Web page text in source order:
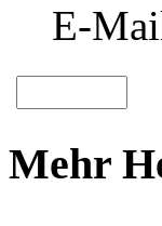
E-
Mehr